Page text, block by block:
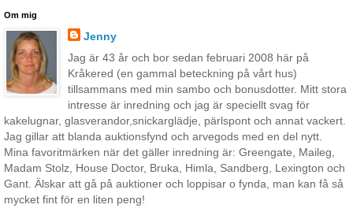
Om mig
Jenny
Jag är 43 år och bor sedan februari 2008 här på
Kråkered (en gammal beteckning på vårt hus)
tillsammans med min sambo och bonusdotter. Mitt stora
intresse är inredning och jag är speciellt svag för
kakelugnar, glasverandor,snickarglädje, pärlspont och annat vackert.
Jag gillar att blanda auktionsfynd och arvegods med en del nytt.
Mina favoritmärken när det gäller inredning är: Greengate, Maileg,
Madam Stolz, House Doctor, Bruka, Himla, Sandberg, Lexington och
Gant. Älskar att gå på auktioner och loppisar o fynda, man kan få så
mycket fint för en liten peng!